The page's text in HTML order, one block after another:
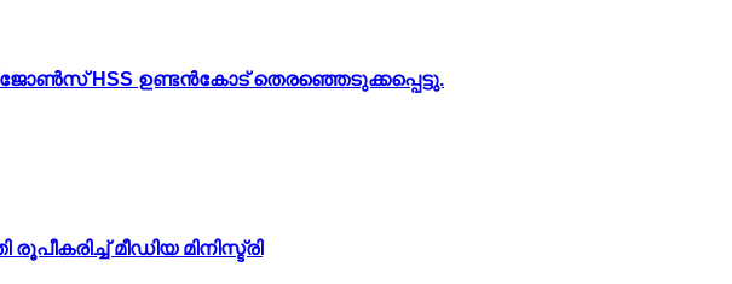
HSS ഉണ്ടൻകോട് തെരഞ്ഞെടുക്കപ്പെട്ടു.
മീഡിയ മിനിസ്ട്രി